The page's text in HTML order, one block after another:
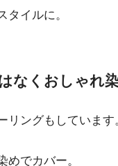
タイルに。
なくおしゃれ
ングもしています
でカバー。